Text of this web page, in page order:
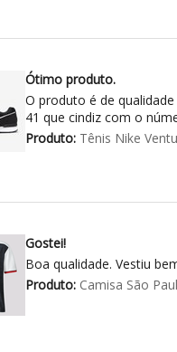
Ótimo produto.
O produto é de
41 que cindiz com o
Produto:Tênis Nike
Gostei!
Boa qualidade. Vestiu
Produto:Camisa São